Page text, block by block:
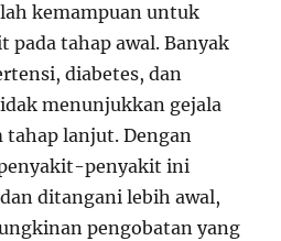
kemampuan untuk
pada tahap awal. Banyak
diabetes, dan
menunjukkan gejala
tahap lanjut. Dengan
penyakit ini
ditangani lebih awal,
pengobatan yang